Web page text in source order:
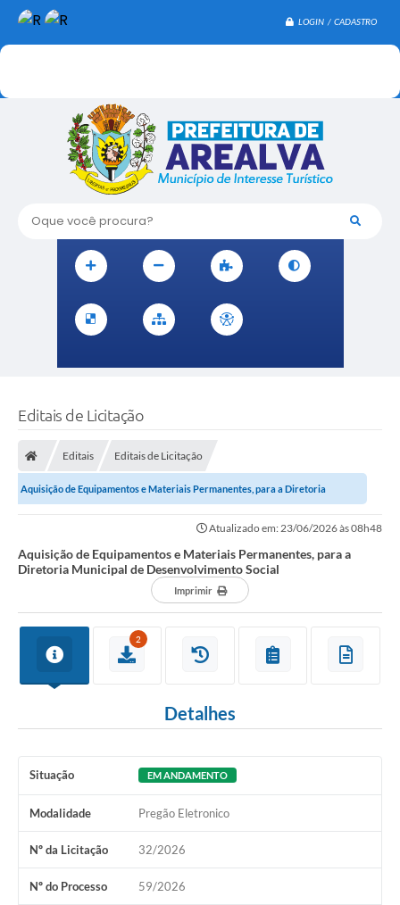
LOGIN / CADASTRO
Oque você procura?
Editais de Licitação
Editais Editais de Licitação
Aquisição de Equipamentos e Materiais Permanentes, para a Diretoria
Atualizado em: 23/06/2026 às 08h48
Aquisição de Equipamentos e Materiais Permanentes, para a
Diretoria Municipal de Desenvolvimento Social
Imprimir
2
Detalhes
Situação EM ANDAMENTO
Modalidade Pregão Eletronico
Nº da Licitação 32/2026
Nº do Processo 59/2026